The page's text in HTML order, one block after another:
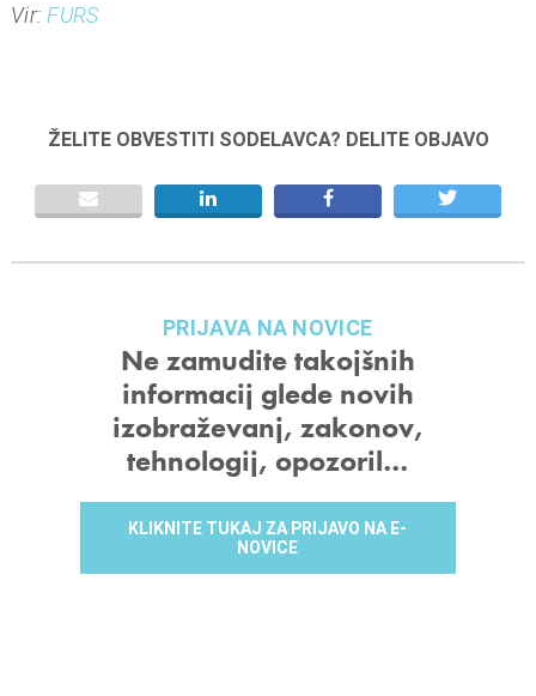
e
Vir: FURS
ŽELITE OBVESTITI SODELAVCA? DELITE OBJAVO
PRIJAVA NA NOVICE
Ne zamudite takojšnih
informacij glede novih
izobraževanj, zakonov,
tehnologij, opozoril…
KLIKNITE TUKAJ ZA PRIJAVO NA E-
NOVICE